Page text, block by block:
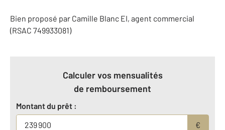
Bien proposé par Camille Blanc EI, agent commercial
(RSAC 749933081)
Calculer vos mensualités
de remboursement
Montant du prêt :
€